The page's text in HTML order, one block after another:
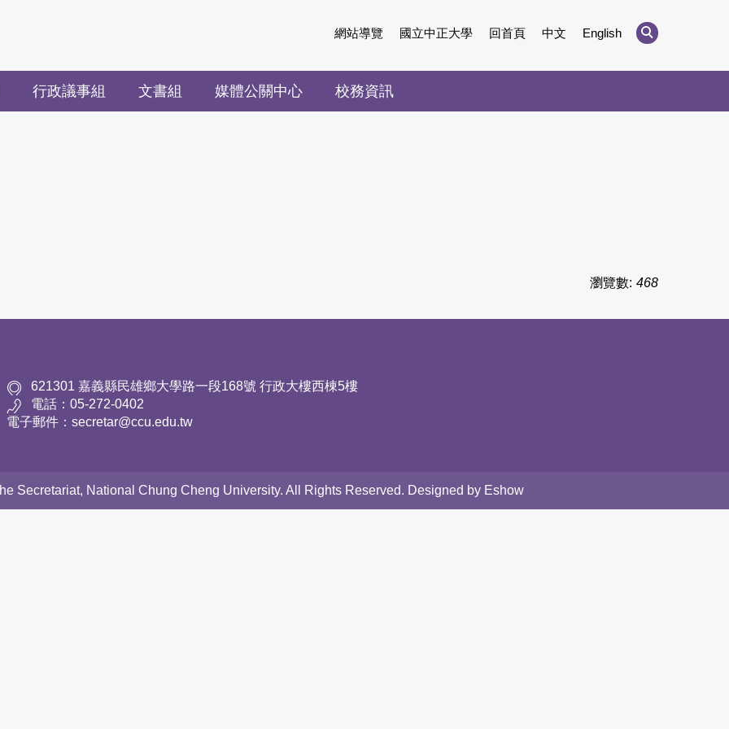
網站導覽 國立中正大學 回首頁 中文 English
行政議事組 文書組 媒體公關中心 校務資訊
瀏覽數: 468
621301 嘉義縣民雄鄉大學路一段168號 行政大樓西棟5樓
電話：05-272-0402
電子郵件：secretar@ccu.edu.tw
Secretariat, National Chung Cheng University. All Rights Reserved. Designed by Eshow